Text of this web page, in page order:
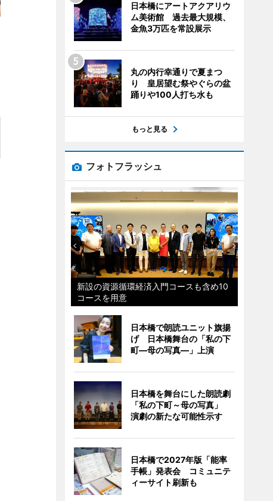
日本橋にアートアクアリウ
ム美術館 過去最大規模、
金魚3万匹を常設展示
丸の内行幸通りで夏まつ
り 皇居望む祭やぐらの盆
踊りや100人打ち水も
もっと見る
フォトフラッシュ
新設の資源循環経済入門コースも含め10
コースを用意
日本橋で朗読ユニット旗揚
げ 日本橋舞台の「私の下
町―母の写真―」上演
日本橋を舞台にした朗読劇
「私の下町～母の写真」
演劇の新たな可能性示す
日本橋で2027年版「能率
手帳」発表会 コミュニテ
ィーサイト刷新も